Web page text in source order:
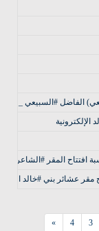
الفاضل #السبيعي _
افتتاح المقر #الشاعر
عشائر بني #خالد
3
4
»